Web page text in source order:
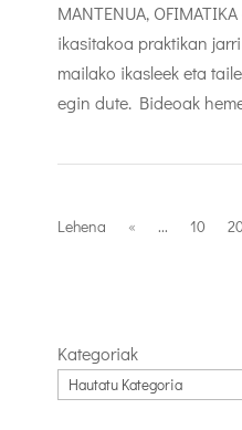
MANTENUA,
ikasitakoa praktikan
mailako ikasleek eta
egin dute. Bideoak
Lehena
« ... 10 20
Kategoriak